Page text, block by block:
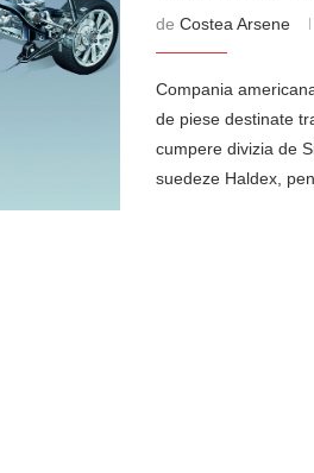
de Costea Arsene
Compania
de piese destinate
cumpere divizia de
suedeze Haldex,